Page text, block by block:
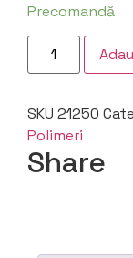
Precomandă
SKU 21250
Polimeri
Share